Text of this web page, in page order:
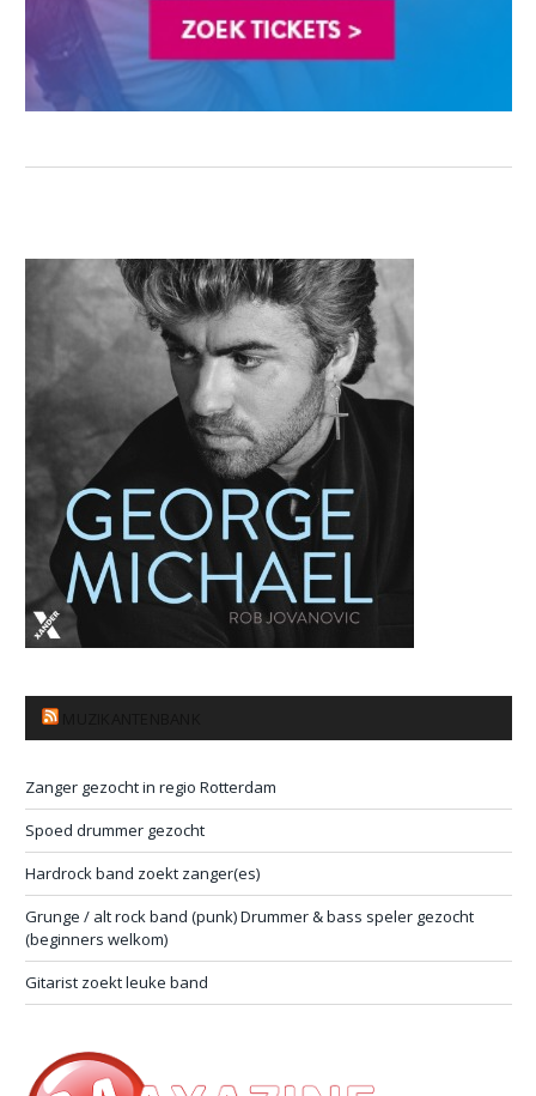
Zanger gezocht in regio Rotterdam
Spoed drummer gezocht
Hardrock band zoekt zanger(es)
Grunge / alt rock band (punk) Drummer & bass speler gezocht
(beginners welkom)
Gitarist zoekt leuke band